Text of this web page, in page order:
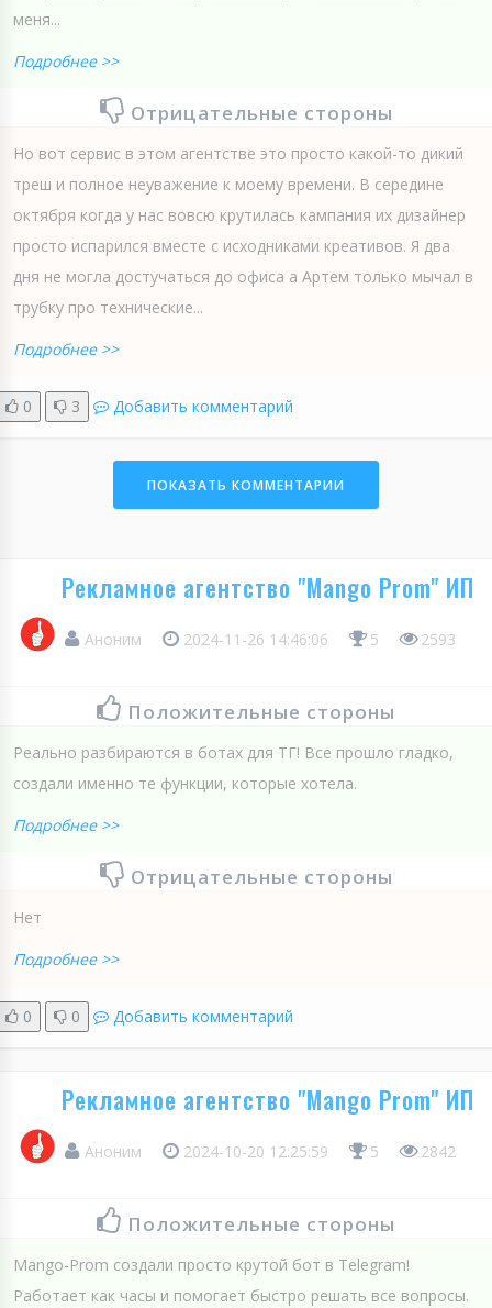
меня...
Подробнее >>
Отрицательные стороны
Но вот сервис в этом агентстве это просто какой-то дикий
треш и полное неуважение к моему времени. В середине
октября когда у нас вовсю крутилась кампания их дизайнер
просто испарился вместе с исходниками креативов. Я два
дня не могла достучаться до офиса а Артем только мычал в
трубку про технические...
Подробнее >>
0 3 Добавить комментарий
ПОКАЗАТЬ КОММЕНТАРИИ
Рекламное агентство "Mango Prom" ИП
Аноним 2024-11-26 14:46:06 5 2593
Положительные стороны
Реально разбираются в ботах для ТГ! Все прошло гладко,
создали именно те функции, которые хотела.
Подробнее >>
Отрицательные стороны
Нет
Подробнее >>
0 0 Добавить комментарий
Рекламное агентство "Mango Prom" ИП
Аноним 2024-10-20 12:25:59 5 2842
Положительные стороны
Mango-Prom создали просто крутой бот в Telegram!
Работает как часы и помогает быстро решать все вопросы.